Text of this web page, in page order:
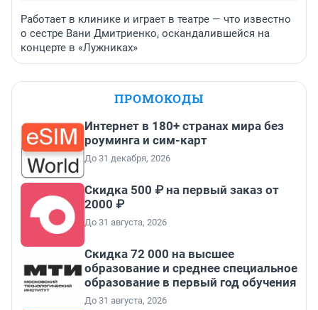
Работает в клинике и играет в театре — что известно
о сестре Вани Дмитриенко, оскандалившейся на
концерте в «Лужниках»
ПРОМОКОДЫ
Интернет в 180+ странах мира без
роуминга и сим-карт
До 31 декабря, 2026
Скидка 500 ₽ на первый заказ от
2000 ₽
До 31 августа, 2026
Скидка 72 000 на высшее
образование и среднее специальное
образование в первый год обучения
До 31 августа, 2026